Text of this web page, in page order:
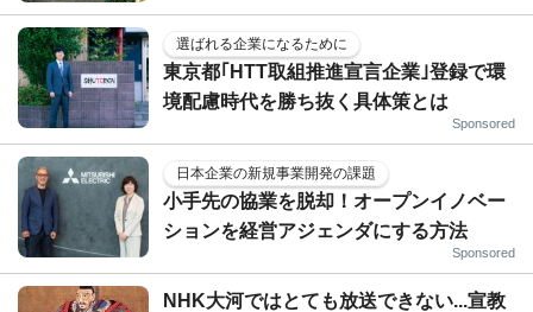
選ばれる企業になるために
東京都｢HTT取組推進宣言企業｣登録で環
境配慮時代を勝ち抜く具体策とは
Sponsored
日本企業の新規事業開発の課題
小手先の協業を脱却！オープンイノベー
ションを経営アジェンダにする方法
Sponsored
NHK大河ではとても放送できない...宣教